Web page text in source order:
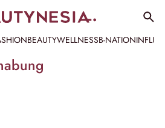
BEAUTYWELLNESSB-NATION